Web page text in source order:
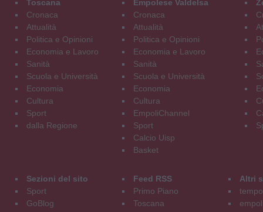
Toscana
Cronaca
Attualità
Politica e Opinioni
Economia e Lavoro
Sanità
Scuola e Università
Economia
Cultura
Sport
dalla Regione
Empolese Valdelsa
Cronaca
Attualità
Politica e Opinioni
Economia e Lavoro
Sanità
Scuola e Università
Economia
Cultura
EmpoliChannel
Sport
Calcio Uisp
Basket
Sezioni del sito
Sport
GoBlog
Feed RSS
Primo Piano
Toscana
Altri